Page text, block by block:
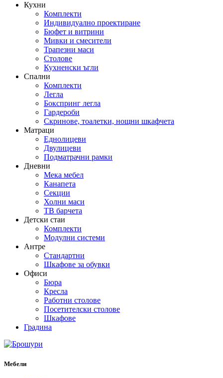
Кухни
Комплекти
Индивидуално проектиране
Бюфет и витрини
Мивки и смесители
Трапезни маси
Столове
Кухненски ъгли
Спални
Комплекти
Легла
Бокспринг легла
Гардероби
Скринове, тоалетки, нощни шкафчета
Матраци
Еднолицеви
Двулицеви
Подматрачни рамки
Дневни
Мека мебел
Канапета
Секции
Холни маси
ТВ барчета
Детски стаи
Комплекти
Модулни системи
Антре
Стандартни
Шкафове за обувки
Офиси
Бюра
Кресла
Работни столове
Посетителски столове
Шкафове
Градина
Мебели